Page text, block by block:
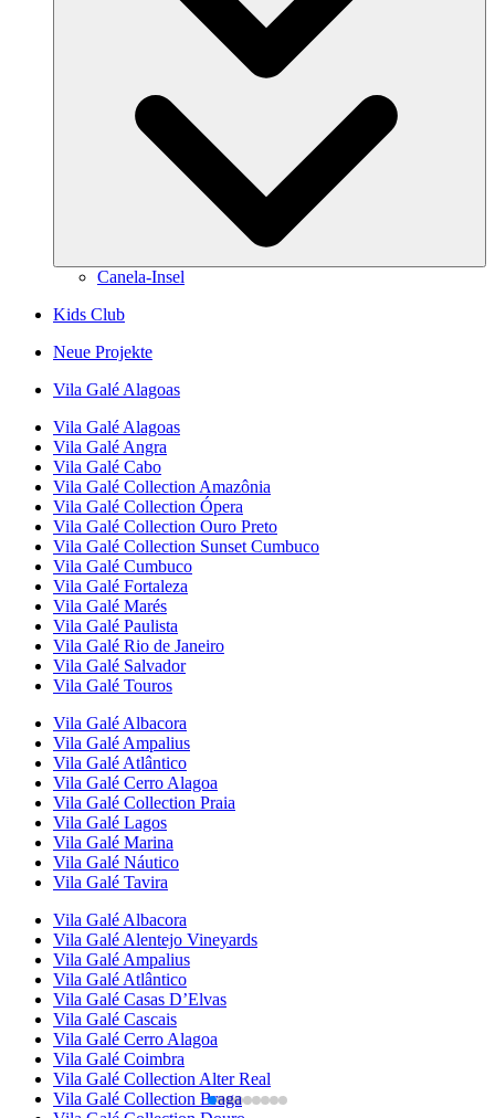
Canela-Insel
Kids Club
Neue Projekte
Vila Galé Alagoas
Vila Galé Alagoas
Vila Galé Angra
Vila Galé Cabo
Vila Galé Collection Amazônia
Vila Galé Collection Ópera
Vila Galé Collection Ouro Preto
Vila Galé Collection Sunset Cumbuco
Vila Galé Cumbuco
Vila Galé Fortaleza
Vila Galé Marés
Vila Galé Paulista
Vila Galé Rio de Janeiro
Vila Galé Salvador
Vila Galé Touros
Vila Galé Albacora
Vila Galé Ampalius
Vila Galé Atlântico
Vila Galé Cerro Alagoa
Vila Galé Collection Praia
Vila Galé Lagos
Vila Galé Marina
Vila Galé Náutico
Vila Galé Tavira
Vila Galé Albacora
Vila Galé Alentejo Vineyards
Vila Galé Ampalius
Vila Galé Atlântico
Vila Galé Casas D’Elvas
Vila Galé Cascais
Vila Galé Cerro Alagoa
Vila Galé Coimbra
Vila Galé Collection Alter Real
Vila Galé Collection Braga